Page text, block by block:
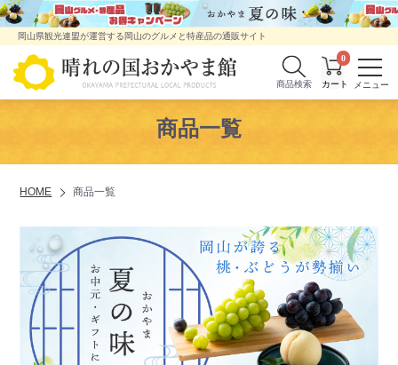
岡山県観光連盟が運営する岡山のグルメと特産品の通販サイト
商品検索
0
商品一覧
HOME 商品一覧